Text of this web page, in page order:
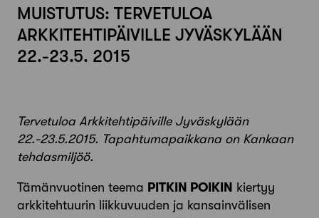
MUISTUTUS: TERVETULOA
ARKKITEHTIPÄIVILLE JYVÄSKYLÄÄN
22.-23.5. 2015
Tervetuloa Arkkitehtipäiville Jyväskylään
22.-23.5.2015. Tapahtumapaikkana on Kankaan
tehdasmiljöö.
Tämänvuotinen teema PITKIN POIKIN kiertyy
arkkitehtuurin liikkuvuuden ja kansainvälisen